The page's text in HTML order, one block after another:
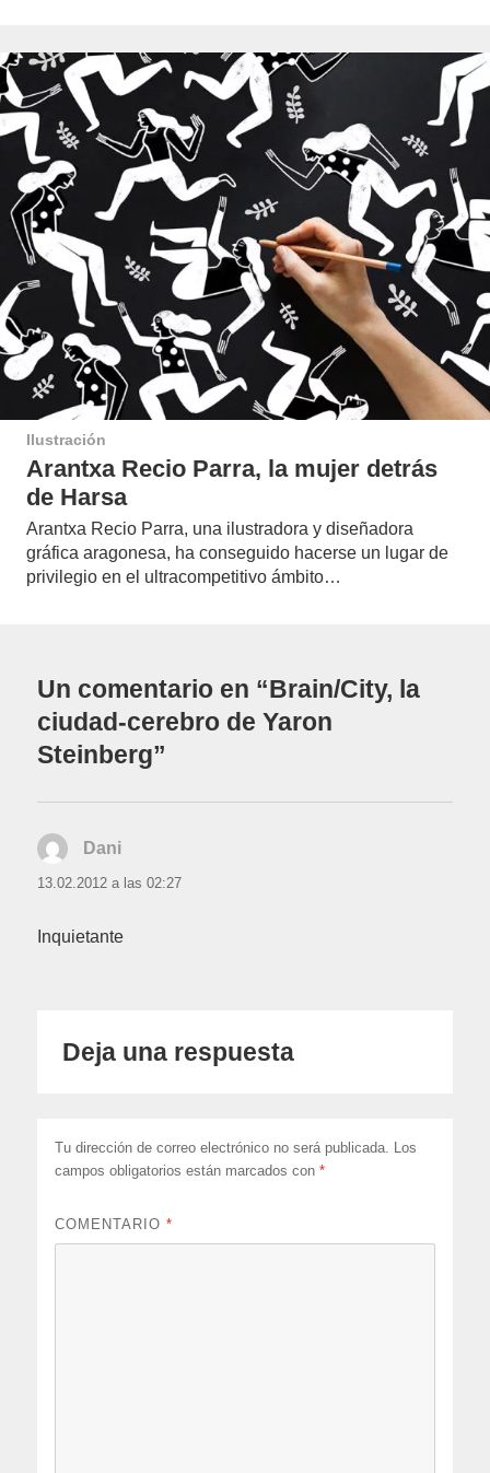
Ilustración
Arantxa Recio Parra, la mujer detrás
de Harsa
Arantxa Recio Parra, una ilustradora y diseñadora
gráfica aragonesa, ha conseguido hacerse un lugar de
privilegio en el ultracompetitivo ámbito…
Un comentario en “Brain/City, la
ciudad-cerebro de Yaron
Steinberg”
Dani
13.02.2012 a las 02:27
Inquietante
Deja una respuesta
Tu dirección de correo electrónico no será publicada.
Los
campos obligatorios están marcados con*
COMENTARIO*